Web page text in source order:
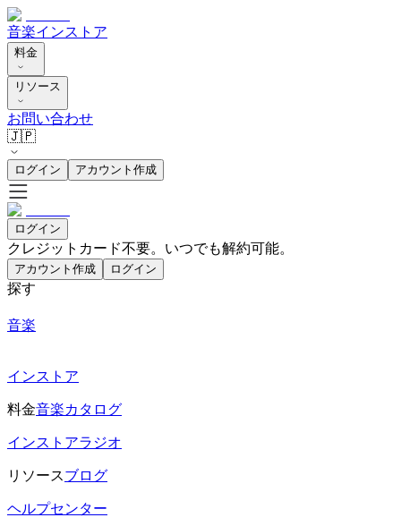
音楽インストア
料金
リソース
お問い合わせ
🇯🇵
ログイン アカウント作成
ログイン
クレジットカード不要。いつでも解約可能。
アカウント作成 ログイン
探す
音楽
インストア
料金音楽カタログ
インストアラジオ
リソースブログ
ヘルプセンター